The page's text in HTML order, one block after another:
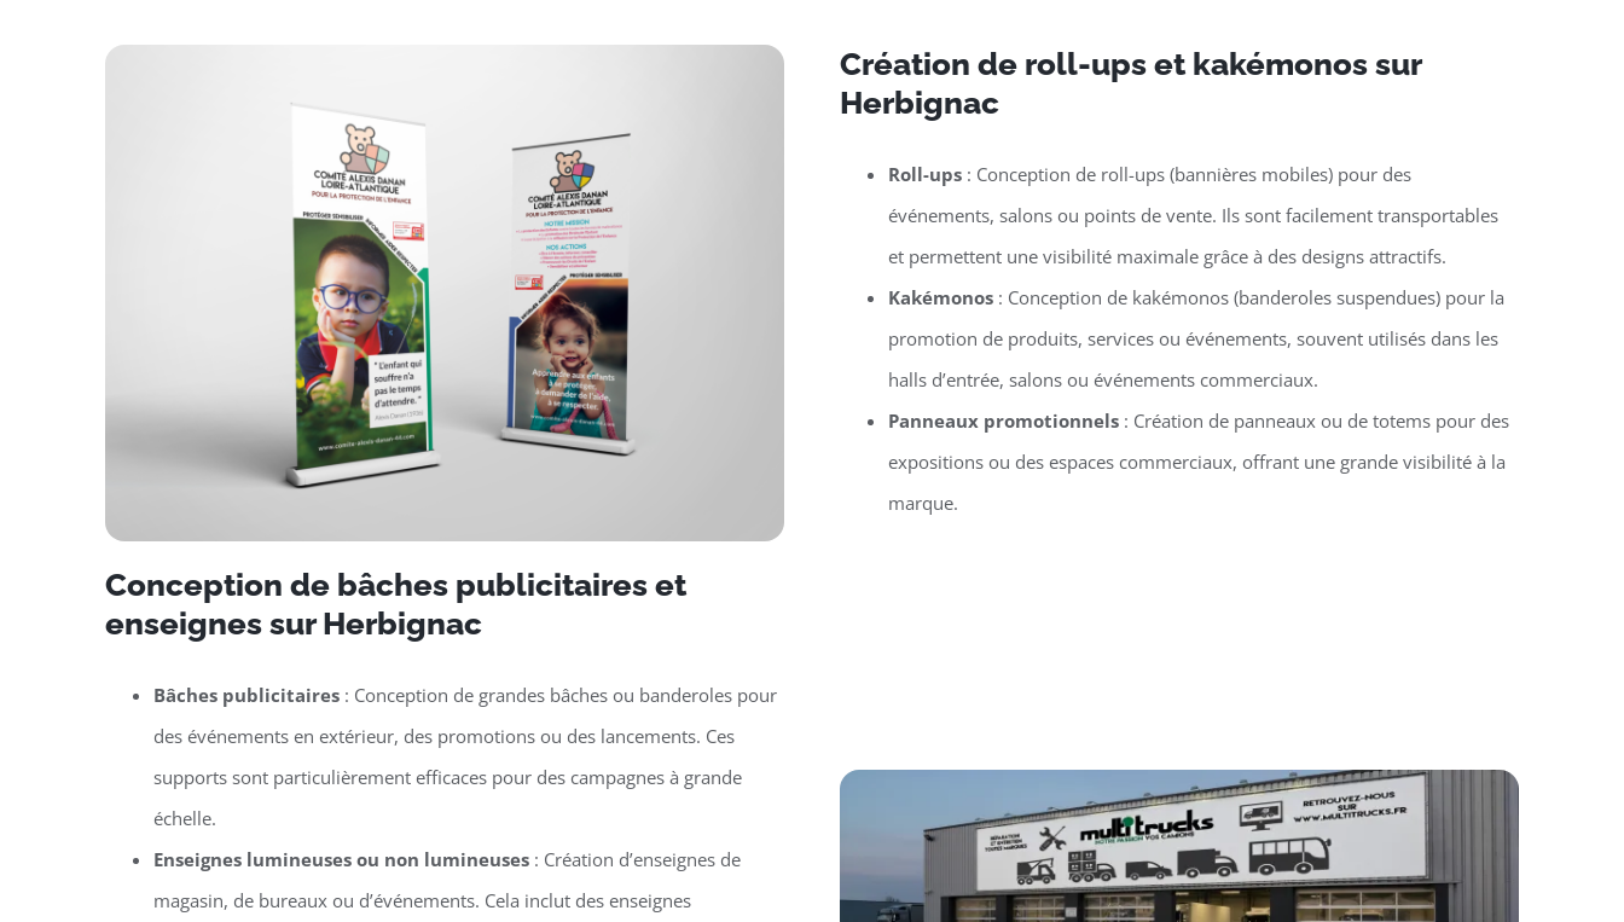
Création de roll-ups et kakémonos sur
Herbignac
Roll-ups : Conception de roll-ups (bannières mobiles) pour des
événements, salons ou points de vente. Ils sont facilement transportables
et permettent une visibilité maximale grâce à des designs attractifs.
Kakémonos : Conception de kakémonos (banderoles suspendues) pour la
promotion de produits, services ou événements, souvent utilisés dans les
halls d’entrée, salons ou événements commerciaux.
Panneaux promotionnels : Création de panneaux ou de totems pour des
expositions ou des espaces commerciaux, offrant une grande visibilité à la
marque.
Conception de bâches publicitaires et
enseignes sur Herbignac
Bâches publicitaires: Conception de grandes bâches ou banderoles pour
des événements en extérieur, des promotions ou des lancements. Ces
supports sont particulièrement efficaces pour des campagnes à grande
échelle.
Enseignes lumineuses ou non lumineuses: Création d’enseignes de
magasin, de bureaux ou d’événements. Cela inclut des enseignes